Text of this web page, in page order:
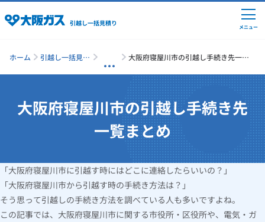
引越し一括見積り
引越しの準備
単身の引越し
引越し業者ランキング
メニュー
ホーム
引越し一括見積
大阪府寝屋川市の引越し手続き先一覧
大阪府寝屋川市の引越し手続き先
一覧まとめ
「大阪府寝屋川市に引越す時にはどこに連絡したらいいの？」
「大阪府寝屋川市から引越す時の手続き方法は？」
そう思って引越しの手続き方法を調べている人も多いですよね。
この記事では、大阪府寝屋川市に関する市役所・区役所や、電気・ガ